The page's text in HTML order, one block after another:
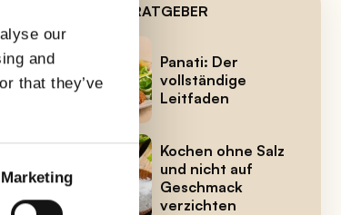
our
and
that they’ve
Marketing
NEUESTE RATGEBER
Panati: Der
vollständige
Leitfaden
Kochen ohne Salz
und nicht auf
Geschmack
verzichten